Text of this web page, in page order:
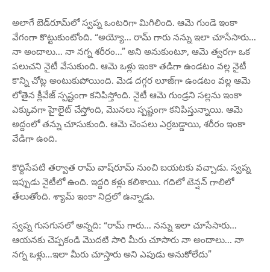
అలాగే బెడ్‌రూమ్‌లో స్వప్న ఒంటరిగా మిగిలింది. ఆమె గుండె ఇంకా
వేగంగా కొట్టుకుంటోంది. “అయ్యో... రామ్ గారు నన్ను ఇలా చూసేసారు...
నా అందాలు... నా నగ్న శరీరం...” అని అనుకుంటూ, ఆమె త్వరగా ఒక
పలుచని నైటీ వేసుకుంది. ఆమె ఒళ్లు ఇంకా తడిగా ఉండటం వల్ల నైటీ
కొన్ని చోట్ల అంటుకుపోయింది. మెడ దగ్గర లూజ్‌గా ఉండటం వల్ల ఆమె
లోతైన క్లీవేజ్ స్పష్టంగా కనిపిస్తోంది. నైటీ ఆమె గుండ్రని సల్లను ఇంకా
ఎక్కువగా హైలైట్ చేస్తోంది, మొనలు స్పష్టంగా కనిపిస్తున్నాయి. ఆమె
అద్దంలో తన్ను చూసుకుంది. ఆమె చెంపలు ఎర్రబడ్డాయి, శరీరం ఇంకా
వేడిగా ఉంది.
కొద్దిసేపటి తర్వాత రామ్ వాష్‌రూమ్ నుంచి బయటకు వచ్చాడు. స్వప్న
ఇప్పుడు నైటీలో ఉంది. ఇద్దరి కళ్లు కలిశాయి. గదిలో టెన్షన్ గాలిలో
తేలుతోంది. శ్యామ్ ఇంకా నిద్రలో ఉన్నాడు.
స్వప్న గుసగుసలో అన్నది: “రామ్ గారు... నన్ను ఇలా చూసేసారు...
ఆయనకు చెప్పకండి మొదటి సారి మీరు చూసారు నా అందాలు... నా
నగ్న ఒళ్లు...ఇలా మీరు చూస్తారు అని ఎపుడు అనుకోలేదు”